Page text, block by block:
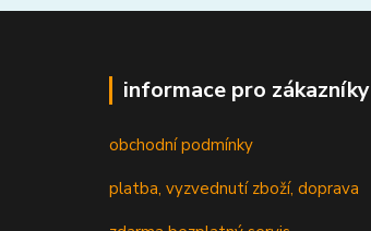
informace pro zákazníky
obchodní podmínky
platba, vyzvednutí zboží, doprava